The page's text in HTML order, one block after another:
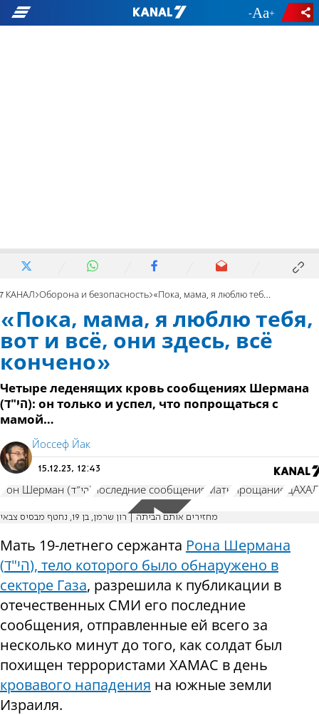
- +
7 КАНАЛ Оборона и безопасность «Пока, мама, я люблю тебя, вот и всё, они здесь, всё кончено»
«Пока, мама, я люблю тебя,
вот и всё, они здесь, всё
кончено»
Четыре леденящих кровь сообщениях Шермана
(הי"ד): он только и успел, что попрощаться с
мамой…
Йоссеф Йак
15.12.23, 12:43
Рон Шерман (הי"ד) последние сообщения Мать прощание ЦАХАЛ
מחזירים אותם הביתה | רון שרמן, בן 19, נחטף מבסיס צבאי
Мать 19-летнего сержанта Рона Шермана
(הי"ד), тело которого было обнаружено в
секторе Газа, разрешила к публикации в
отечественных СМИ его последние
сообщения, отправленные ей всего за
несколько минут до того, как солдат был
похищен террористами ХАМАС в день
кровавого нападения на южные земли
Израиля.